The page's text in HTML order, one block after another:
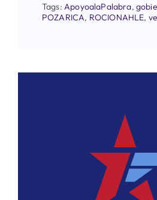
Tags:ApoyoalaPalabra,
POZARICA, ROCIONAHLE,